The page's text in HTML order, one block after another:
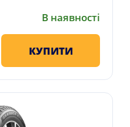
В наявності
КУПИТИ